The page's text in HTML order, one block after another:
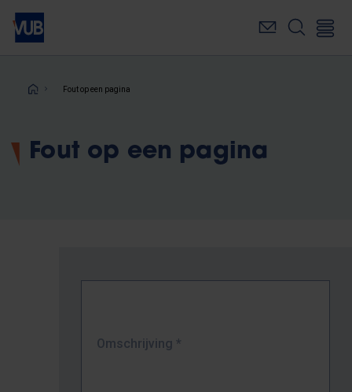
Overslaan
naar
inhoudKruimelpad
Fout op een pagina
Fout op een pagina
Omschrijving *